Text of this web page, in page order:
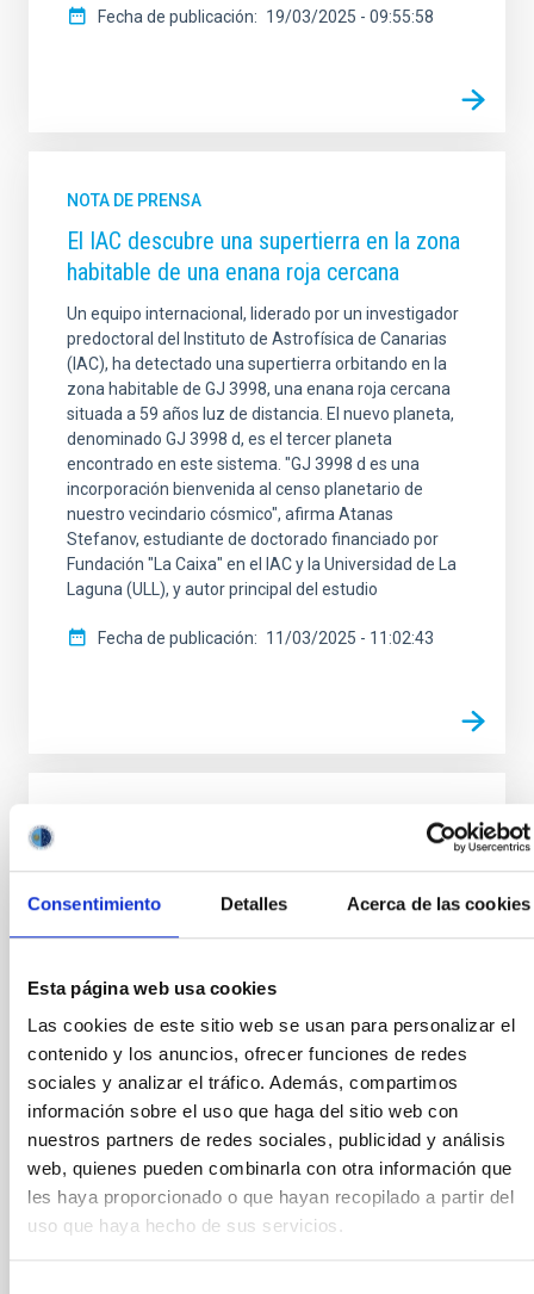
Consentimiento Detalles Acerca de las cookies
Esta página web usa cookies
Las cookies de este sitio web se usan para personalizar el
contenido y los anuncios, ofrecer funciones de redes
sociales y analizar el tráfico. Además, compartimos
información sobre el uso que haga del sitio web con
nuestros partners de redes sociales, publicidad y análisis
web, quienes pueden combinarla con otra información que
les haya proporcionado o que hayan recopilado a partir del
uso que haya hecho de sus servicios.
Fecha de publicación 19/03/2025 - 09:55:58
NOTA DE PRENSA
El IAC descubre una supertierra en la zona
habitable de una enana roja cercana
Un equipo internacional, liderado por un investigador
predoctoral del Instituto de Astrofísica de Canarias
(IAC), ha detectado una supertierra orbitando en la
zona habitable de GJ 3998, una enana roja cercana
situada a 59 años luz de distancia. El nuevo planeta,
denominado GJ 3998 d, es el tercer planeta
encontrado en este sistema. "GJ 3998 d es una
incorporación bienvenida al censo planetario de
nuestro vecindario cósmico", afirma Atanas
Stefanov, estudiante de doctorado financiado por
Fundación "La Caixa" en el IAC y la Universidad de La
Laguna (ULL), y autor principal del estudio
Fecha de publicación 11/03/2025 - 11:02:43
el acto de reconocimiento de las
El Instituto de Astrofísica de Canarias participó en la
tarde del 5 de septiembre en el acto de
reconocimiento de las Acreditaciones Severo Ochoa
y María de Maeztu, que concede el Ministerio de
Ciencia, Innovación y Universidades (MICIU), a través
de la Agencia Estatal de Investigación (AEI), a centros
y unidades de investigación de excelencia de nuestro
país. En el caso del IAC, esta acreditación se refiere al
periodo 2020-2024 y ha sido recogida por el director
saliente del centro, Rafael Rebolo, quien estuvo